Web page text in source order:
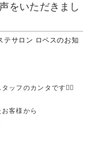
をいただきまし
テサロン ロペスのお知
ッフのカンタです❤️‍🔥
客様から